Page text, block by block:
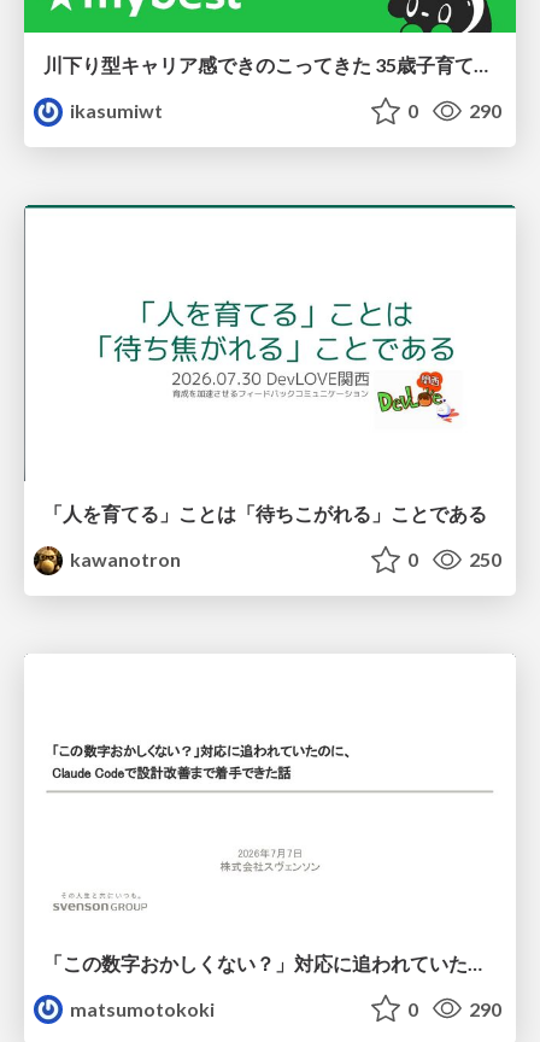
ikasumiwt
0 290
「人を育てる」ことは「待ちこがれる」ことである
kawanotron
0 250
matsumotokoki
0 290